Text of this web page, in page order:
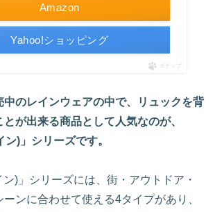
Amazon
Yahoo!ショッピング
ポチップ
中のレインウェアの中で、リュックを背
が出来る商品として人気なのが、
ン)」シリーズです。
ン)」シリーズには、街・アウトドア・
ンに合わせて使える4タイプがあり、